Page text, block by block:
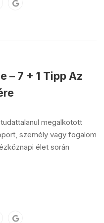
– 7 + 1 Tipp Az
megalkotott
személy vagy fogalom
élet során